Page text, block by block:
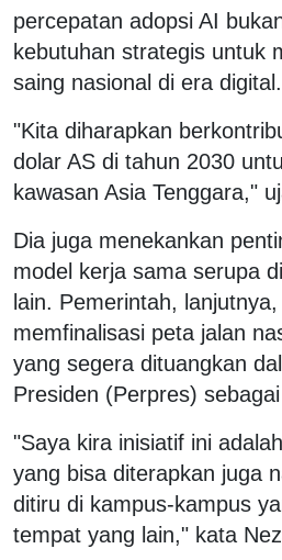
percepatan adopsi AI
kebutuhan strategis untuk
saing nasional di era digital.
"Kita diharapkan
dolar AS di tahun 2030
kawasan Asia Tenggara,"
Dia juga menekankan
model kerja sama serupa
lain. Pemerintah,
memfinalisasi peta jalan
yang segera dituangkan
Presiden (Perpres)
"Saya kira inisiatif ini
yang bisa diterapkan juga
ditiru di kampus-kampus
tempat yang lain," kata